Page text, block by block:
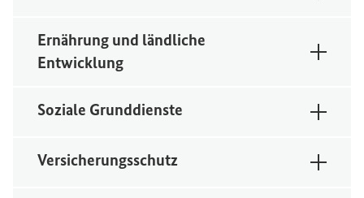
Ernährung und ländliche
Entwicklung
Soziale Grunddienste
Versicherungsschutz